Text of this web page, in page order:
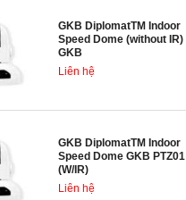
GKB DiplomatTM Indoor
Speed Dome (without IR)
GKB
Liên hệ
GKB DiplomatTM Indoor
Speed Dome GKB PTZ01
(W/IR)
Liên hệ